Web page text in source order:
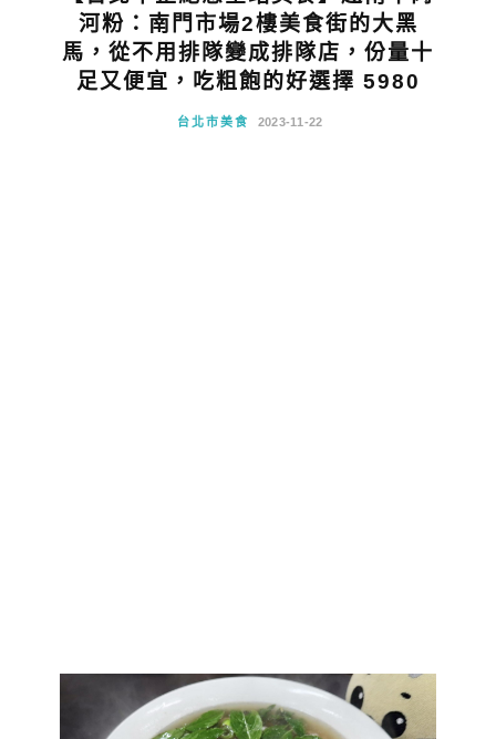
河粉：南門市場2樓美食街的大黑
馬，從不用排隊變成排隊店，份量十
足又便宜，吃粗飽的好選擇 5980
台北市美食 2023-11-22